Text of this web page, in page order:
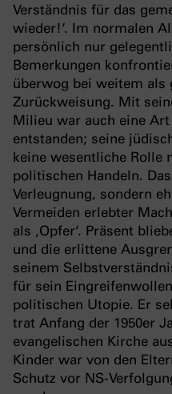
Verständnis für das
wieder!‘. Im normalen
persönlich nur
Bemerkungen
überwog bei weitem als
Zurückweisung. Mit
Milieu war auch eine Art
entstanden; seine
keine wesentliche Rolle
politischen Handeln.
Verleugnung, sondern
Vermeiden erlebter
als ‚Opfer‘. Präsent
und die erlittene
seinem
für sein
politischen Utopie. Er
trat Anfang der 1950er
evangelischen Kirche
Kinder war von den
Schutz vor NS-